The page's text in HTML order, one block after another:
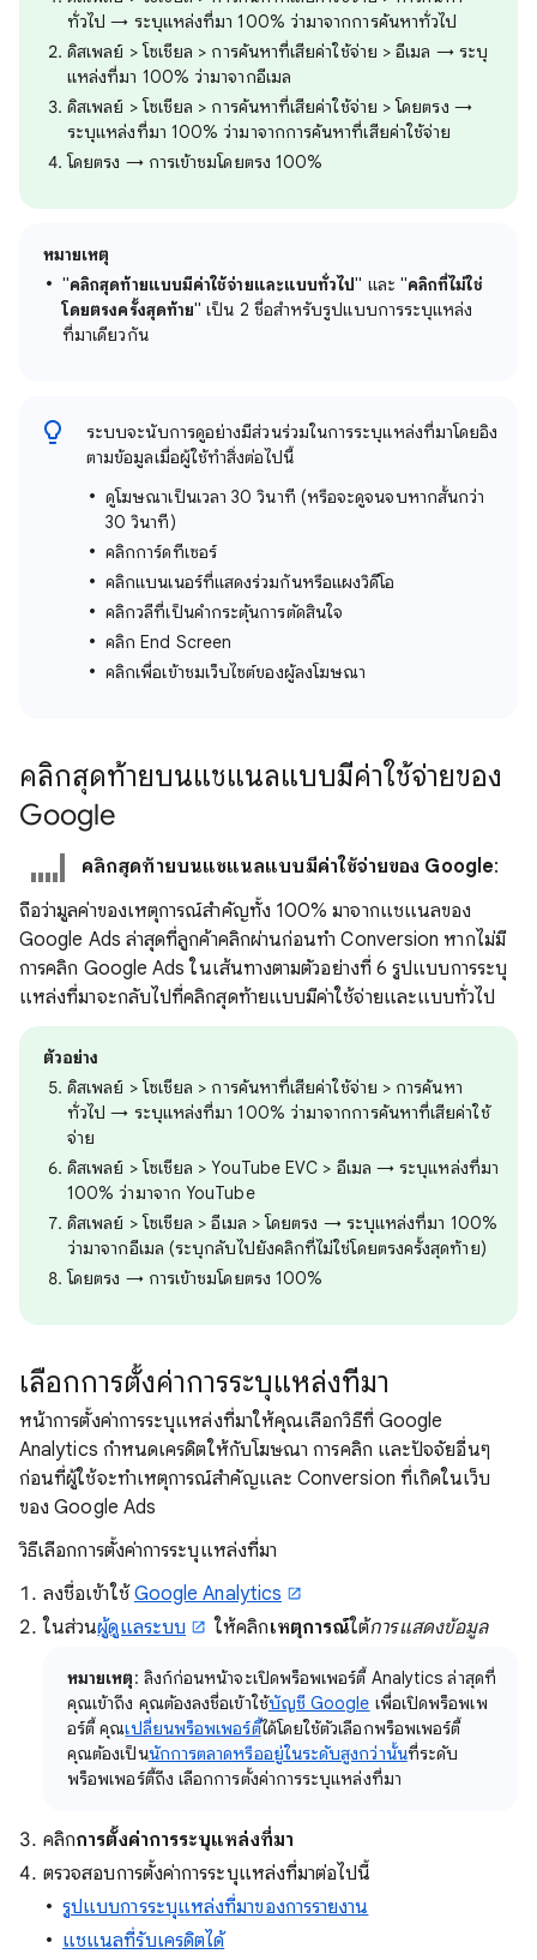
ทั่วไป → ระบุแหล่งที่มา 100% ว่ามาจากการค้นหาทั่วไป
ดิสเพลย์ > โซเชียล > การค้นหาที่เสียค่าใช้จ่าย > อีเมล → ระบุ
แหล่งที่มา 100% ว่ามาจากอีเมล
ดิสเพลย์ > โซเชียล > การค้นหาที่เสียค่าใช้จ่าย > โดยตรง →
ระบุแหล่งที่มา 100% ว่ามาจากการค้นหาที่เสียค่าใช้จ่าย
โดยตรง → การเข้าชมโดยตรง 100%
หมายเหตุ
"คลิกสุดท้ายแบบมีค่าใช้จ่ายและแบบทั่วไป" และ "คลิกที่ไม่ใช่
โดยตรงครั้งสุดท้าย" เป็น 2 ชื่อสําหรับรูปแบบการระบุแหล่ง
ที่มาเดียวกัน
ระบบจะนับการดูอย่างมีส่วนร่วมในการระบุแหล่งที่มาโดยอิง
ตามข้อมูลเมื่อผู้ใช้ทําสิ่งต่อไปนี้
ดูโฆษณาเป็นเวลา 30 วินาที (หรือจะดูจนจบหากสั้นกว่า
30 วินาที)
คลิกการ์ดทีเซอร์
คลิกแบนเนอร์ที่แสดงร่วมกันหรือแผงวิดีโอ
คลิกวลีที่เป็นคํากระตุ้นการตัดสินใจ
คลิก End Screen
คลิกเพื่อเข้าชมเว็บไซต์ของผู้ลงโฆษณา
คลิกสุดท้ายบนแชแนลแบบมีค่าใช้จ่ายของ
Google
คลิกสุดท้ายบนแชแนลแบบมีค่าใช้จ่ายของ Google:
ถือว่ามูลค่าของเหตุการณ์สำคัญทั้ง 100% มาจากแชแนลของ
Google Ads ล่าสุดที่ลูกค้าคลิกผ่านก่อนทำ Conversion หากไม่มี
การคลิก Google Ads ในเส้นทางตามตัวอย่างที่ 6 รูปแบบการระบุ
แหล่งที่มาจะกลับไปที่คลิกสุดท้ายแบบมีค่าใช้จ่ายและแบบทั่วไป
ตัวอย่าง
ดิสเพลย์ > โซเชียล > การค้นหาที่เสียค่าใช้จ่าย > การค้นหา
ทั่วไป → ระบุแหล่งที่มา 100% ว่ามาจากการค้นหาที่เสียค่าใช้
จ่าย
ดิสเพลย์ > โซเชียล > YouTube EVC > อีเมล → ระบุแหล่งที่มา
100% ว่ามาจาก YouTube
ดิสเพลย์ > โซเชียล > อีเมล > โดยตรง → ระบุแหล่งที่มา 100%
ว่ามาจากอีเมล (ระบุกลับไปยังคลิกที่ไม่ใช่โดยตรงครั้งสุดท้าย)
โดยตรง → การเข้าชมโดยตรง 100%
เลือกการตั้งค่าการระบุแหล่งที่มา
หน้าการตั้งค่าการระบุแหล่งที่มาให้คุณเลือกวิธีที่ Google
Analytics กำหนดเครดิตให้กับโฆษณา การคลิก และปัจจัยอื่นๆ
ก่อนที่ผู้ใช้จะทำเหตุการณ์สำคัญและ Conversion ที่เกิดในเว็บ
ของ Google Ads
วิธีเลือกการตั้งค่าการระบุแหล่งที่มา
ลงชื่อเข้าใช้Google Analytics
ในส่วนผู้ดูแลระบบ ให้คลิกเหตุการณ์ใต้การแสดงข้อมูล
หมายเหตุ: ลิงก์ก่อนหน้าจะเปิดพร็อพเพอร์ตี้ Analytics ล่าสุดที่
คุณเข้าถึง คุณต้องลงชื่อเข้าใช้บัญชี Google เพื่อเปิดพร็อพเพ
อร์ตี้ คุณเปลี่ยนพร็อพเพอร์ตี้ได้โดยใช้ตัวเลือกพร็อพเพอร์ตี้
คุณต้องเป็นนักการตลาดหรืออยู่ในระดับสูงกว่านั้นที่ระดับ
พร็อพเพอร์ตี้ถึง เลือกการตั้งค่าการระบุแหล่งที่มา
คลิกการตั้งค่าการระบุแหล่งที่มา
ตรวจสอบการตั้งค่าการระบุแหล่งที่มาต่อไปนี้
รูปแบบการระบุแหล่งที่มาของการรายงาน
แชแนลที่รับเครดิตได้